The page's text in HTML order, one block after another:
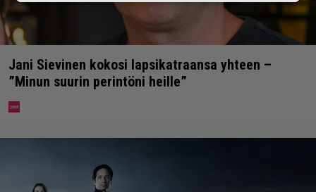
Jani Sievinen kokosi lapsikatraansa yhteen –
”Minun suurin perintöni heille”